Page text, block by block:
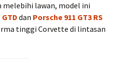
melebihi lawan, model ini
dan Porsche 911 GT3 RS
tinggi Corvette di lintasan